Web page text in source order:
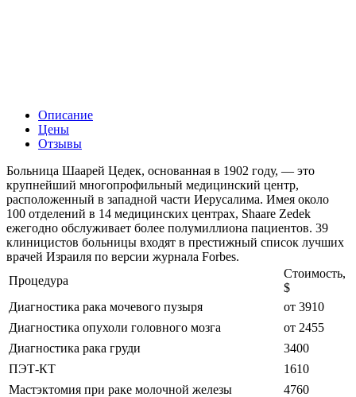
Описание
Цены
Отзывы
Больница Шаарей Цедек, основанная в 1902 году, — это
крупнейший многопрофильный медицинский центр,
расположенный в западной части Иерусалима. Имея около
100 отделений в 14 медицинских центрах, Shaare Zedek
ежегодно обслуживает более полумиллиона пациентов. 39
клиницистов больницы входят в престижный список лучших
врачей Израиля по версии журнала Forbes.
Процедура
Стоимость,
$
Диагностика рака мочевого пузыря
от 3910
Диагностика опухоли головного мозга
от 2455
Диагностика рака груди
3400
ПЭТ-КТ
1610
Мастэктомия при раке молочной железы
4760